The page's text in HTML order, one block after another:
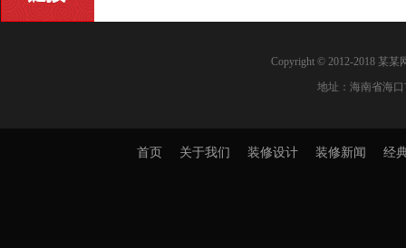
Copyright © 2012-2018 某
地址：海南省海
首页 关于我们 装修设计 装修新闻 经